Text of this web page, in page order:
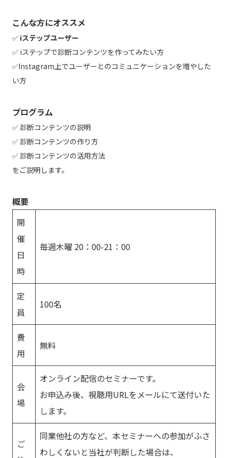
こんな方にオススメ
✅ iステップユーザー
✅ iステップで診断コンテンツを作ってみたい方
✅Instagram上でユーザーとのコミュニケーションを増やした
い方
プログラム
✅ 診断コンテンツの説明
✅ 診断コンテンツの作り方
✅ 診断コンテンツの活用方法
をご説明します。
概要
開
催
日
時
毎週木曜 20：00-21：00
定
員
100名
費
用
無料
会
場
オンライン配信のセミナーです。
お申込み後、視聴用URLをメールにて送付いた
します。
ご
同業他社の方など、本セミナーへの参加がふさ
わしくないと当社が判断した場合は、